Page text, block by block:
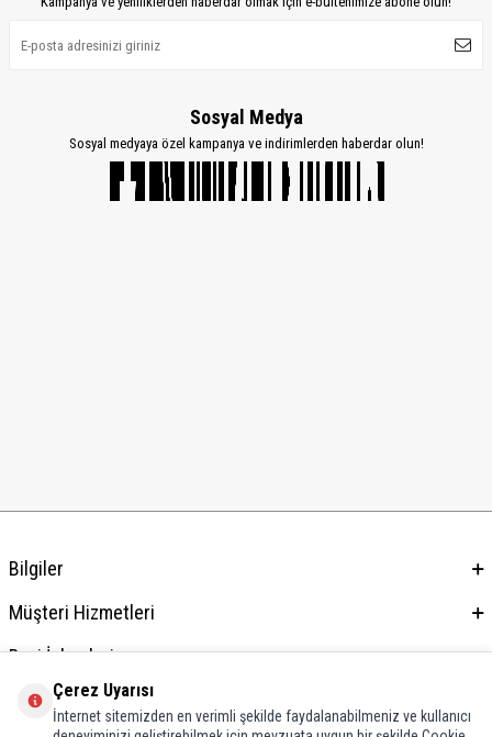
Sosyal Medya
Sosyal medyaya özel kampanya ve indirimlerden haberdar olun!
Bilgiler
Müşteri Hizmetleri
Bayi İşlemleri
Adres & İletişim
Çerez Uyarısı
İnternet sitemizden en verimli şekilde faydalanabilmeniz ve kullanıcı